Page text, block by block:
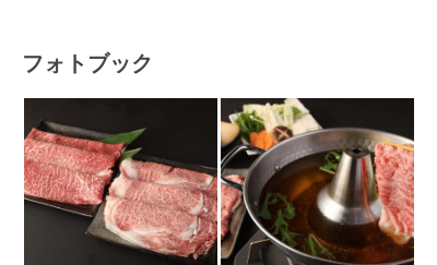
フォトブック